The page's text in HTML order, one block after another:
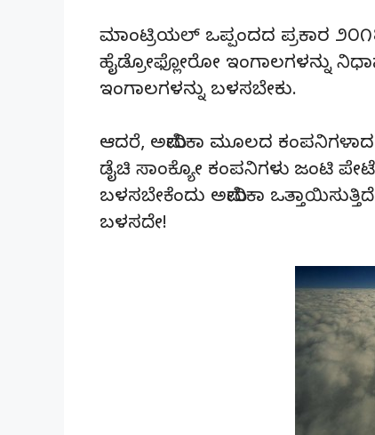
ಮಾಂಟ್ರಿಯಲ್ ಒಪ್ಪಂದದ ಪ್ರಕಾರ
ಹೈಡ್ರೋಫ್ಲೋರೋ ಇಂಗಾಲಗಳನ್ನು
ಇಂಗಾಲಗಳನ್ನು ಬಳಸಬೇಕು.
ಆದರೆ, ಅಮೇರಿಕಾ ಮೂಲದ
ಡೈಚಿ ಸಾಂಕ್ಯೋ ಕಂಪನಿಗಳು ಜಂಟಿ
ಬಳಸಬೇಕೆಂದು ಅಮೇರಿಕಾ
ಬಳಸದೇ!